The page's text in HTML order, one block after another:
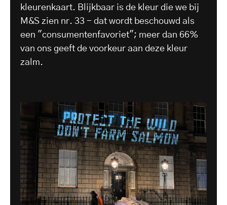
kleurenkaart. Blijkbaar is de kleur die we bij
M&S zien nr. 33 - dat wordt beschouwd als
een "consumentenfavoriet"; meer dan 66%
van ons geeft de voorkeur aan deze kleur
zalm.